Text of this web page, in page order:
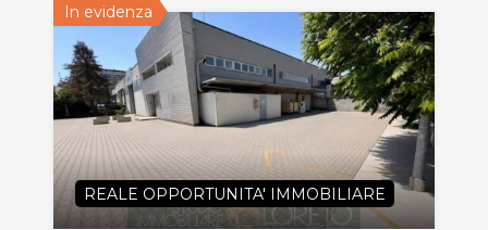
In evidenza
REALE OPPORTUNITA' IMMOBILIARE